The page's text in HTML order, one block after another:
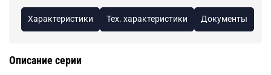
Характеристики Тех. характеристики Документы
Описание серии